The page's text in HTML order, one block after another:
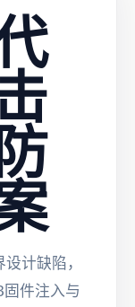
计缺陷，
件注入与